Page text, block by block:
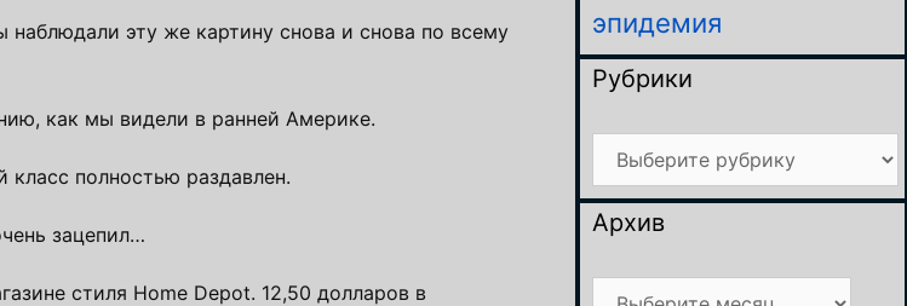
наблюдали эту же картину снова и снова по всему
как мы видели в ранней Америке.
полностью раздавлен.
зацепил…
стиля Home Depot. 12,50 долларов в
эпидемия
Рубрики
Рубрики
Архив
Архив